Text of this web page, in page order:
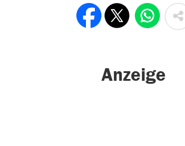
Anzeige